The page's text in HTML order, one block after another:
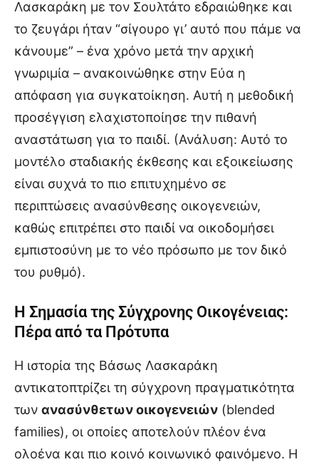
Λασκαράκη με τον Σουλτάτο εδραιώθηκε και
το ζευγάρι ήταν “σίγουρο γι’ αυτό που πάμε να
κάνουμε” – ένα χρόνο μετά την αρχική
γνωριμία – ανακοινώθηκε στην Εύα η
απόφαση για συγκατοίκηση. Αυτή η μεθοδική
προσέγγιση ελαχιστοποίησε την πιθανή
αναστάτωση για το παιδί. (Ανάλυση: Αυτό το
μοντέλο σταδιακής έκθεσης και εξοικείωσης
είναι συχνά το πιο επιτυχημένο σε
περιπτώσεις ανασύνθεσης οικογενειών,
καθώς επιτρέπει στο παιδί να οικοδομήσει
εμπιστοσύνη με το νέο πρόσωπο με τον δικό
του ρυθμό).
Η Σημασία της Σύγχρονης Οικογένειας:
Πέρα από τα Πρότυπα
Η ιστορία της Βάσως Λασκαράκη
αντικατοπτρίζει τη σύγχρονη πραγματικότητα
των ανασύνθετων οικογενειών (blended
families), οι οποίες αποτελούν πλέον ένα
ολοένα και πιο κοινό κοινωνικό φαινόμενο. Η